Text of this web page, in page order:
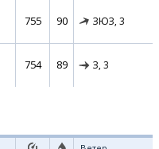
755 90 ЗЮЗ, 3
754 89 З, 3